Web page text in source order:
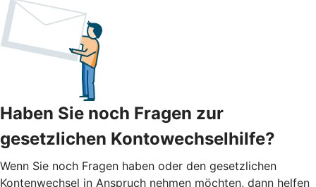
Haben Sie noch Fragen zur
gesetzlichen Kontowechselhilfe?
Wenn Sie noch Fragen haben oder den gesetzlichen
Kontenwechsel in Anspruch nehmen möchten, dann helfen